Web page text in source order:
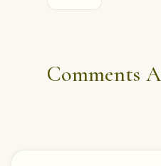
Comments